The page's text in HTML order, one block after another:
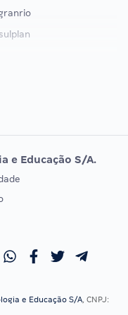
DE ORDEM
OAB
e Educação S/A.
e Educação S/A, CNPJ: